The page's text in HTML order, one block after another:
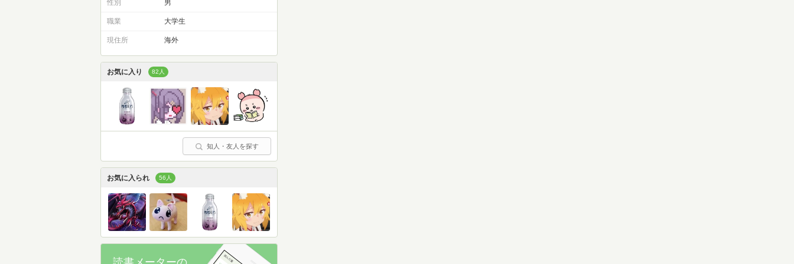
性別 男
職業 大学生
現住所 海外
お気に入り 82人
知人・友人を探す
お気に入られ 56人